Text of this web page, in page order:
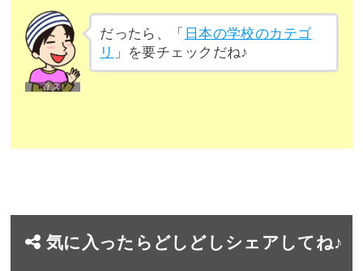
だったら、「 日本の学校のカテゴ
リ 」を要チェックだね♪
気に入ったらどしどしシェアしてね♪